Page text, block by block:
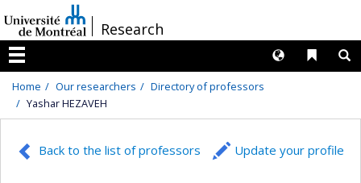
au
contenu
/Research
Menu
Liens
Langues
Home Our researchers
Directory of professors
Yashar HEZAVEH
Back to the list of professors Update your profile